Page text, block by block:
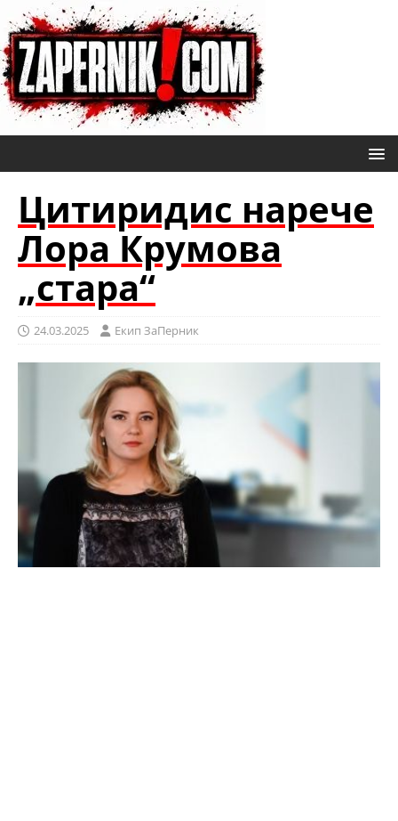
Цитиридис нарече
Лора Крумова
„стара“
24.03.2025 Eкип ЗаПерник